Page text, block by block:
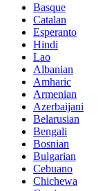
Basque
Catalan
Esperanto
Hindi
Lao
Albanian
Amharic
Armenian
Azerbaijani
Belarusian
Bengali
Bosnian
Bulgarian
Cebuano
Chichewa